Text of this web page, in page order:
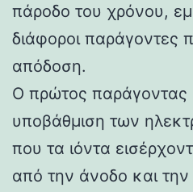
πάροδο του χρόνου,
διάφοροι παράγοντες
απόδοση.
Ο πρώτος παράγοντας
υποβάθμιση των
που τα ιόντα
από την άνοδο και